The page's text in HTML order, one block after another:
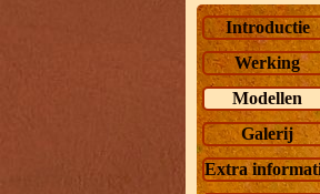
Introductie
Werking
Modellen
Galerij
Extra